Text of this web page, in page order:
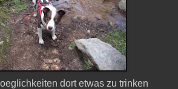
dort etwas zu trinken